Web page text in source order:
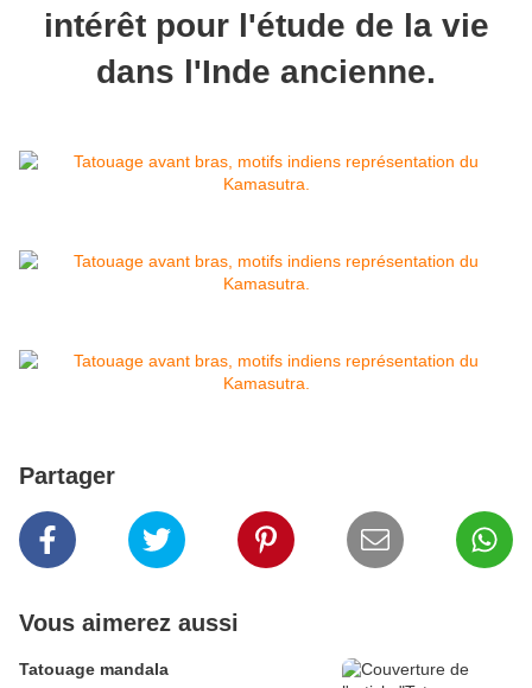
intérêt pour l'étude de la vie
dans l'Inde ancienne.
Partager
Vous aimerez aussi
Tatouage mandala